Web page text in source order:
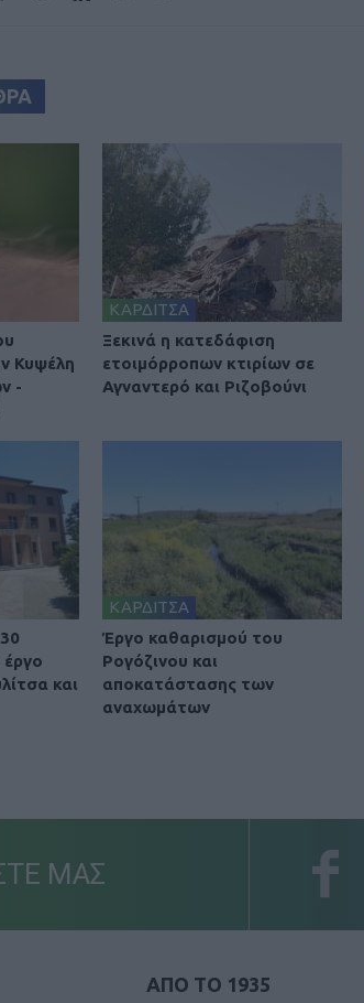
Κυψέλη
-
ΚΑΡΔΙΤΣΑ
Ξεκινά η κατεδάφιση
ετοιμόρροπων κτιρίων σε
Αγναντερό και Ριζοβούνι
έργο
και
ΚΑΡΔΙΤΣΑ
Έργο καθαρισμού του
Ρογόζινου και
αποκατάστασης των
αναχωμάτων
ΜΑΣ
ΑΠΟ ΤΟ 1935